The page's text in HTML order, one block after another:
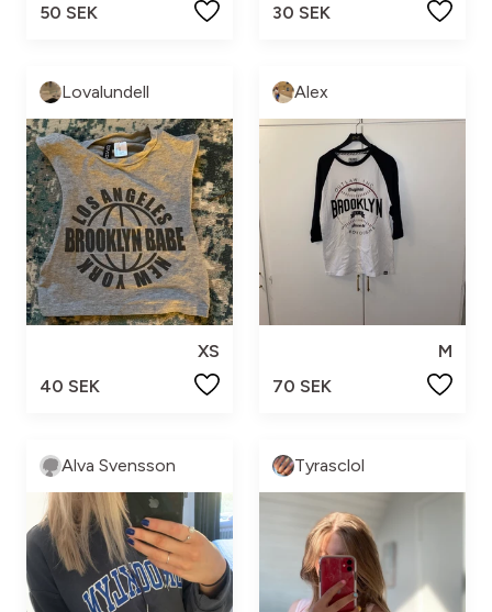
50 SEK
30 SEK
Lovalundell
XS
40 SEK
Alex
M
70 SEK
Alva Svensson Tyrasclol